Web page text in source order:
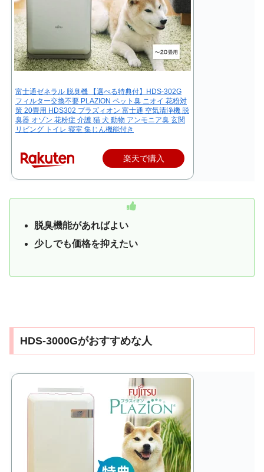
富士通ゼネラル 脱臭機 【選べる特典付】HDS-302G
フィルター交換不要 PLAZION ペット臭 ニオイ 花粉対
策 20畳用 HDS302 プラズィオン 富士通 空気清浄機 脱
臭器 オゾン 花粉症 介護 猫 犬 動物 アンモニア臭 玄関
リビング トイレ 寝室 集じん機能付き
楽天で購入
脱臭機能があればよい
少しでも価格を抑えたい
HDS-3000Gがおすすめな人